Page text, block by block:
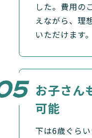
した。費用の
えながら、理
いただけます。
お子さん
可能
下は6歳ぐら